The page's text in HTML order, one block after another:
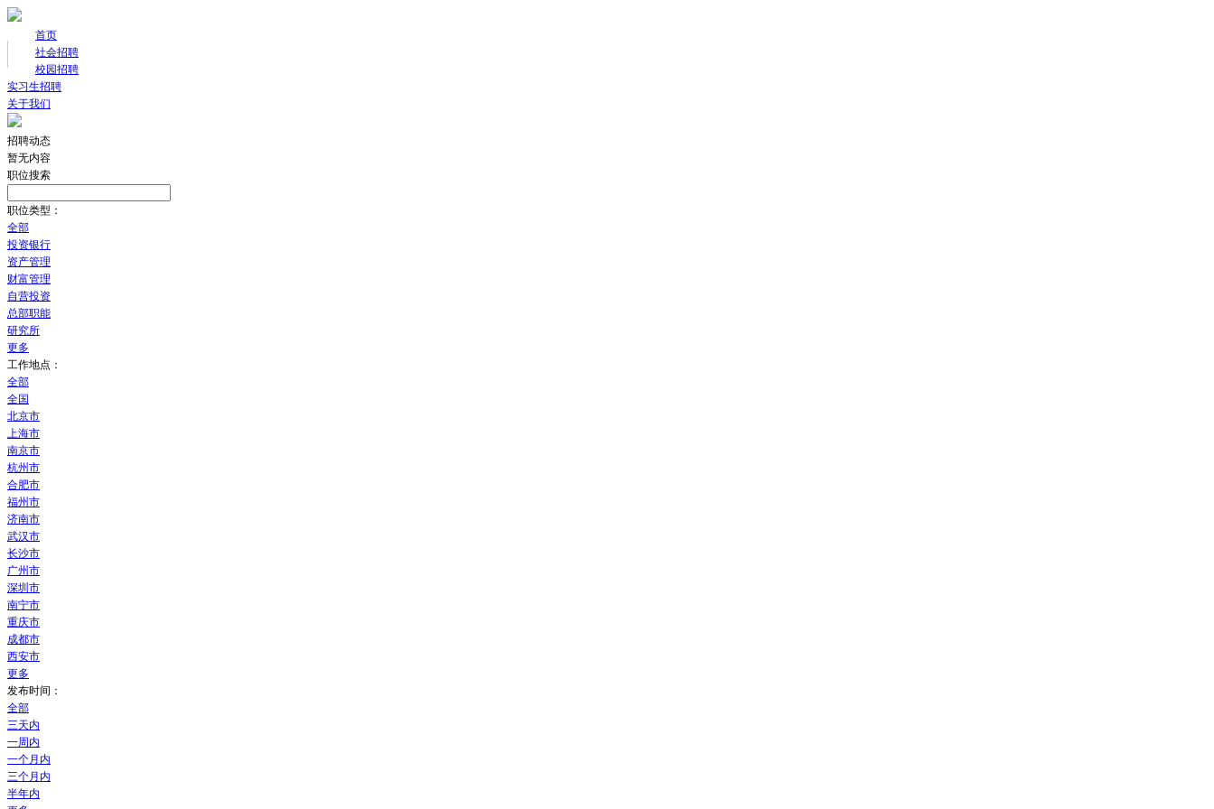
首页
社会招聘
校园招聘
实习生招聘
关于我们
招聘动态
暂无内容
职位搜索
职位类型：
全部
投资银行
资产管理
财富管理
自营投资
总部职能
研究所
更多
工作地点：
全部
全国
北京市
上海市
南京市
杭州市
合肥市
福州市
济南市
武汉市
长沙市
广州市
深圳市
南宁市
重庆市
成都市
西安市
更多
发布时间：
全部
三天内
一周内
一个月内
三个月内
半年内